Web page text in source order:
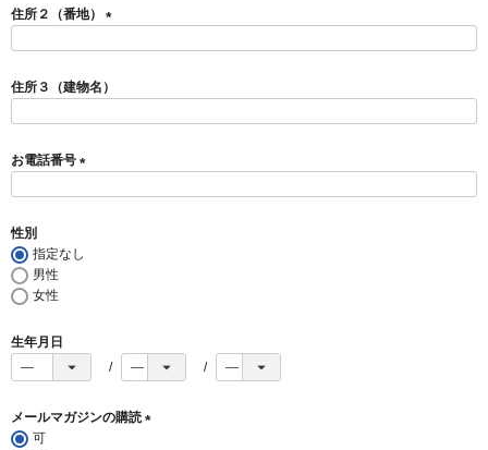
)
住所２（番地）
須
)
住所３（建物名）
お電話番号
性別
指定なし
男性
女性
生年月日
メールマガジンの購読
可